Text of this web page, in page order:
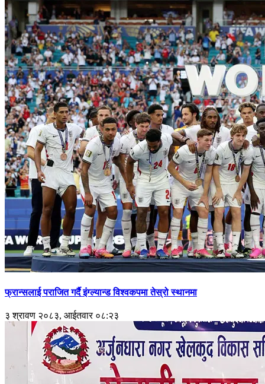
फ्रान्सलाई पराजित गर्दै इंग्ल्यान्ड विश्वकपमा तेस्रो स्थानमा
३ श्रावण २०८३, आईतवार ०८:२३